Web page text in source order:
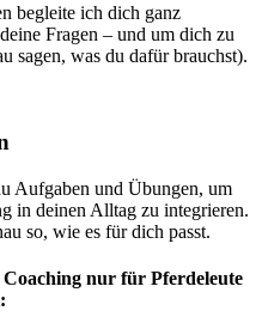
begleite ich dich ganz
Fragen – und um dich zu
sagen, was du dafür brauchst).
Aufgaben und Übungen, um
in deinen Alltag zu integrieren.
so, wie es für dich passt.
nur für Pferdeleute